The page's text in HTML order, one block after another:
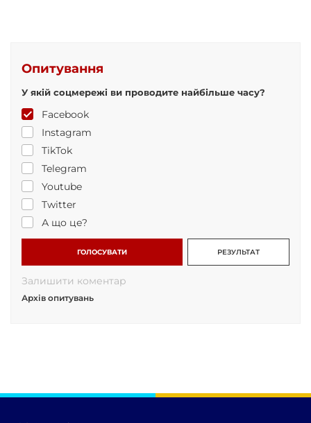
Опитування
У якій соцмережі ви проводите найбільше часу?
Facebook
Instagram
TikTok
Telegram
Youtube
Twitter
А що це?
ГОЛОСУВАТИ РЕЗУЛЬТАТ
Залишити коментар
Архів опитувань